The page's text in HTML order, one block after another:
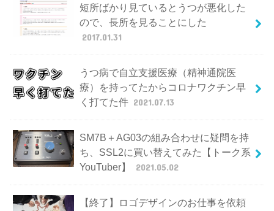
短所ばかり見ているとうつが悪化した
ので、長所を見ることにした
2017.01.31
うつ病で自立支援医療（精神通院医
療）を持ってたからコロナワクチン早
く打てた件 2021.07.13
SM7B＋AG03の組み合わせに疑問を持
ち、SSL2に買い替えてみた【トーク系
YouTuber】
2021.05.02
【終了】ロゴデザインのお仕事を依頼